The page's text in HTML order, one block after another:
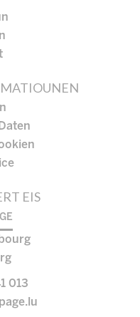
EIS
013